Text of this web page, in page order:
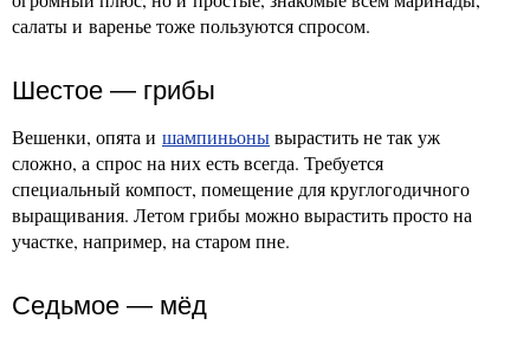
салаты и варенье тоже пользуются спросом.
Шестое — грибы
Вешенки, опята и шампиньонывырастить не так уж
сложно, а спрос на них есть всегда. Требуется
специальный компост, помещение для круглогодичного
выращивания. Летом грибы можно вырастить просто на
участке, например, на старом пне.
Седьмое — мёд